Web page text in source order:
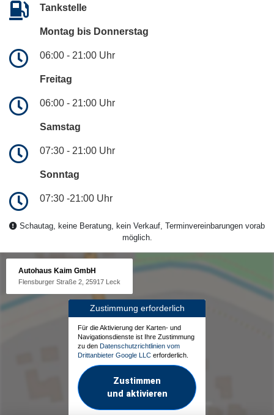
Tankstelle
Montag bis Donnerstag
06:00 - 21:00 Uhr
Freitag
06:00 - 21:00 Uhr
Samstag
07:30 - 21:00 Uhr
Sonntag
07:30 -21:00 Uhr
Schautag, keine Beratung, kein Verkauf, Terminvereinbarungen vorab
möglich.
Autohaus Kaim GmbH
Flensburger Straße 2, 25917 Leck
Zustimmung erforderlich
Für die Aktivierung der Karten- und
Navigationsdienste ist Ihre Zustimmung
zu den Datenschutzrichtlinien vom
Drittanbieter Google LLC erforderlich.
Zustimmen
und aktivieren